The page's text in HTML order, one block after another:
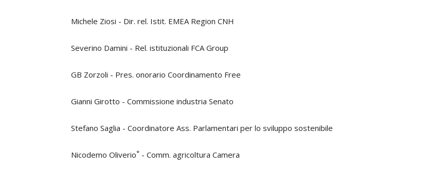
Michele Ziosi - Dir. rel. Istit. EMEA Region CNH
Severino Damini - Rel. istituzionali FCA Group
GB Zorzoli - Pres. onorario Coordinamento Free
Gianni Girotto - Commissione industria Senato
Stefano Saglia - Coordinatore Ass. Parlamentari per lo sviluppo sostenibile
Nicodemo Oliverio* - Comm. agricoltura Camera